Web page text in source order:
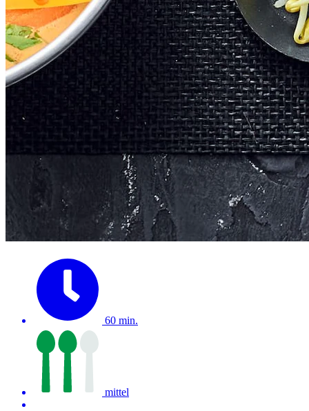
60 min.
mittel